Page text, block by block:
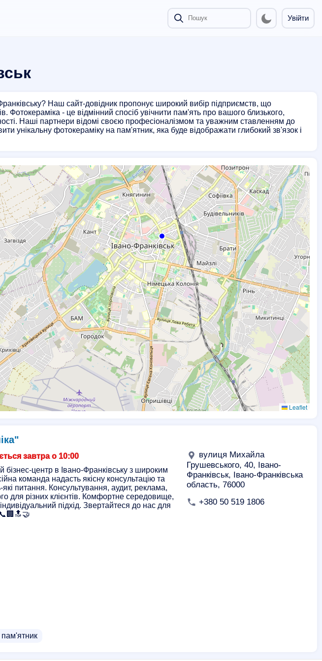
Увійти
Наш сайт-довідник пропонує широкий вибір підприємств, що
Фотокераміка - це відмінний спосіб увічнити пам'ять про вашого близького,
Наші партнери відомі своєю професіоналізмом та уважним ставленням до
унікальну фотокераміку на пам'ятник, яка буде відображати глибокий зв'язок і
Leaflet
завтра о 10:00
бізнес-центр в Івано-Франківську з широким
команда надасть якісну консультацію та
питання. Консультування, аудит, реклама,
для різних клієнтів. Комфортне середовище,
індивідуальний підхід. Звертайтеся до нас для
вулиця Михайла
Грушевського, 40, Івано-
Франківськ, Івано-Франківська
область, 76000
+380 50 519 1806